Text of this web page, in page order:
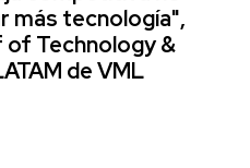
más tecnología",
of Technology &
de VML